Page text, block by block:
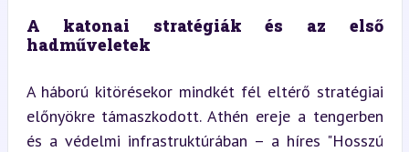
A katonai stratégiák és az első
hadműveletek
A háború kitörésekor mindkét fél eltérő stratégiai
előnyökre támaszkodott. Athén ereje a tengerben
és a védelmi infrastruktúrában – a híres "Hosszú